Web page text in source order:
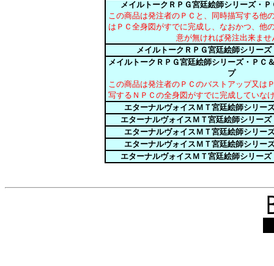
メイルトークＲＰＧ宮廷絵師シリーズ・
この商品は発注者のＰＣと、同時描写する他
はＰＣ全身図がすでに完成し、なおかつ、他
意が無ければ発注出来ませ
メイルトークＲＰＧ宮廷絵師シリー
メイルトークＲＰＧ宮廷絵師シリーズ・ＰＣ
プ
この商品は発注者のＰＣのバストアップ又は
写するＮＰＣの全身図がすでに完成していな
エターナルヴォイスＭＴ宮廷絵師シリー
エターナルヴォイスＭＴ宮廷絵師シリー
エターナルヴォイスＭＴ宮廷絵師シリー
エターナルヴォイスＭＴ宮廷絵師シリー
エターナルヴォイスＭＴ宮廷絵師シリー